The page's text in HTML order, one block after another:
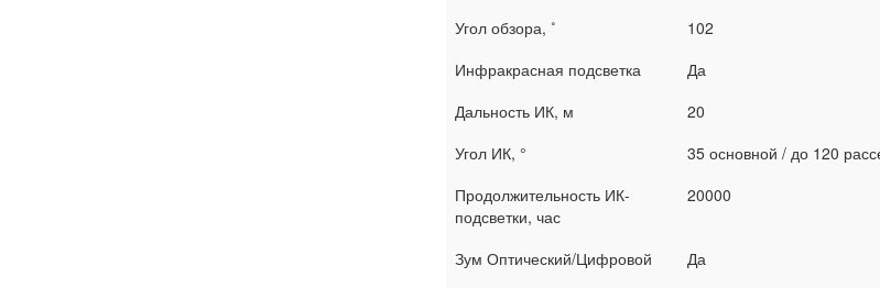
Угол обзора, ˚
102
Инфракрасная подсветка
Да
Дальность ИК, м
20
Угол ИК, °
35 основной / до 120
Продолжительность ИК-
подсветки, час
20000
Зум Оптический/Цифровой
Да